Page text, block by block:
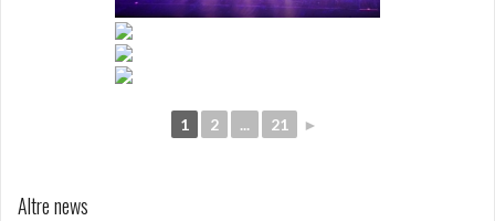
1 2 ... 21 ►
Altre news